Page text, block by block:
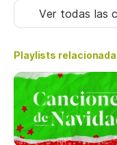
Ver todas las
Playlists